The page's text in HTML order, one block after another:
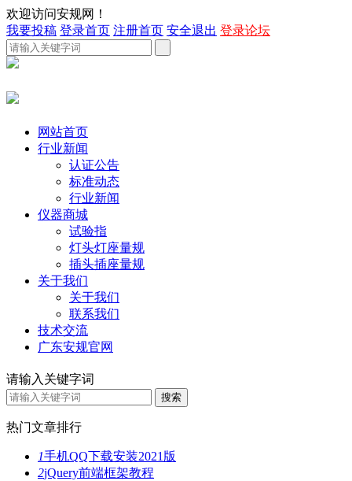
欢迎访问安规网！
我要投稿 登录首页 注册首页 安全退出 登录论坛
网站首页
行业新闻
认证公告
标准动态
行业新闻
仪器商城
试验指
灯头灯座量规
插头插座量规
关于我们
关于我们
联系我们
技术交流
广东安规官网
请输入关键字词
热门文章排行
1手机QQ下载安装2021版
2jQuery前端框架教程